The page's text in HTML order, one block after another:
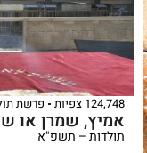
124,748 צפיות פרשת
אמיץ, שמרן או
תולדות – תשפ"א